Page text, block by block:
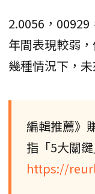
2.0056，
年間表現較弱
幾種情況下，
編輯推薦》
指「5大關
https://